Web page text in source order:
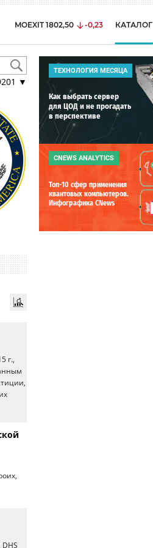
MOEXIT 1802,50 -0,23 КАТАЛОГ
▼
г.,
ТЕХНОЛОГИЯ МЕСЯЦА
Как выбрать сервер
для ЦОД и не прогадать
в перспективе
CNEWS ANALYTICS
Топ-10 сфер применения
квантовых компьютеров.
Инфографика CNews